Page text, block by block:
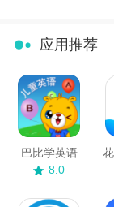
应用推荐
巴比学英语
8.0